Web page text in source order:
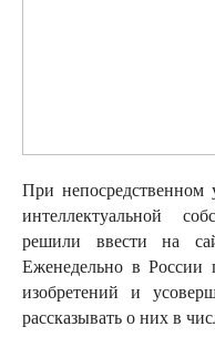
При
интеллектуальной
решили ввести на
Еженедельно в России
изобретений и
рассказывать о них в